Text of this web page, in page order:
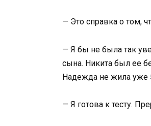
— Это справка о том,
— Я бы не была так
сына. Никита был ее
Надежда не жила уже
— Я готова к тесту.